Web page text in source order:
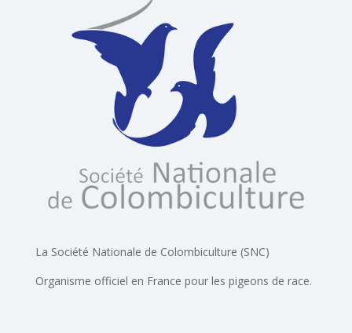
La Société Nationale de Colombiculture (SNC)
Organisme officiel en France pour les pigeons de race.